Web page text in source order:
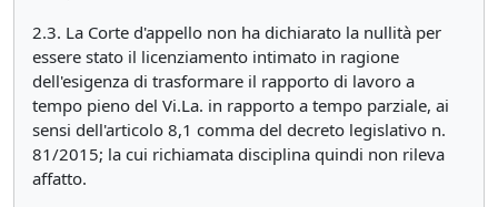
2.3. La Corte d'appello non ha dichiarato la nullità per
essere stato il licenziamento intimato in ragione
dell'esigenza di trasformare il rapporto di lavoro a
tempo pieno del Vi.La. in rapporto a tempo parziale, ai
sensi dell'articolo 8,1 comma del decreto legislativo n.
81/2015; la cui richiamata disciplina quindi non rileva
affatto.